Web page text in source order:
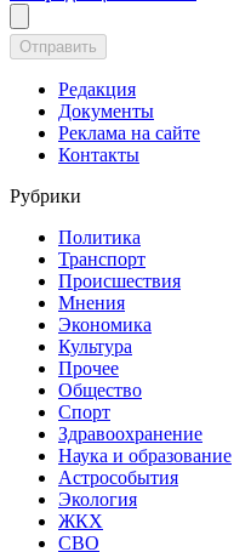
Отправить
Редакция
Документы
Реклама на сайте
Контакты
Рубрики
Политика
Транспорт
Происшествия
Мнения
Экономика
Культура
Прочее
Общество
Спорт
Здравоохранение
Наука и образование
Астрособытия
Экология
ЖКХ
СВО